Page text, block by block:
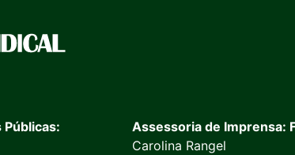
Públicas:
Assessoria de Imprensa:
Carolina Rangel